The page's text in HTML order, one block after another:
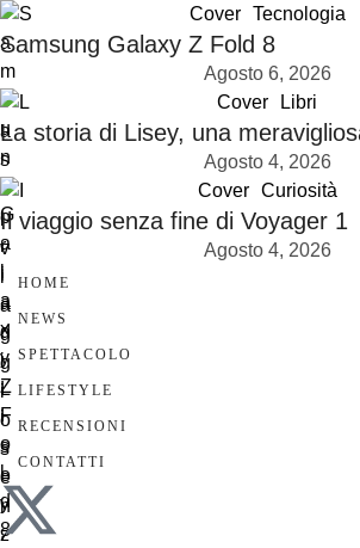
Cover Tecnologia
Samsung Galaxy Z Fold 8
Agosto 6, 2026
Cover
Libri
La storia di Lisey, una
Agosto 4, 2026
Cover
Curiosità
Il viaggio senza fine di Voyager 1
Agosto 4, 2026
HOME
NEWS
SPETTACOLO
LIFESTYLE
RECENSIONI
CONTATTI